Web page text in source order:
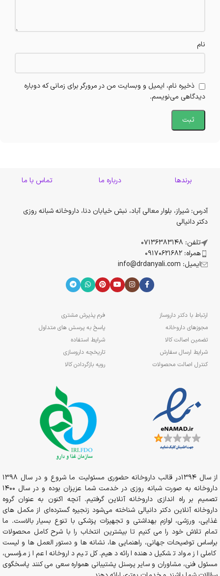
نام
ذخیره نام، ایمیل و وبسایت من در مرورگر برای زمانی که دوباره
دیدگاهی می‌نویسم.
برندها درباره ما تماس با ما
آدرس: شیراز، بلوار معالی آباد، نبش خیابان دنا، داروخانه شبانه روزی
دکتر دانیالی
تلفن: 07136383148
همراه: 09170621682
ایمیل: info@drdanyali.com
ارتباط با دکتر داروساز
مجوزهای داروخانه
تضمین اصالت کالا
شرایط ارسال سفارش
کنترل اصالت محصولات
فرم پذیرش مشتری
پاسخ به پرسش های متداول
شرایط استفاده
تاریخچه داروسازی
رویه بازگردادن کالا
از سال 1394در قالب داروخانه حضوری مسئولیت ما شروع و در سال 1398
داروخانه به صورت شبانه روزی در خدمت شما عزیزان بوده و در سال 1400
تصمیم بر راه اندازی داروخانه آنلاین گرفتیم. آنچه اکنون به عنوان گروه
داروخانه آنلاین دکتر دانیالی شناخته می‌شود زنجیره گسترده‌ای از مکمل های
غذایی، ورزشی، لوازم بهداشتی و تجهیزات پزشکی با تنوع بسیار بالاست. ما
تمام تلاش خود را می کنیم تا بیشترین انتخاب را با شرح کامل محصولات
براساس توضیحات جهانی، راهنمایی ها، نشانه ها و دستور العمل ها و لیست
کاملی از مواد تشکیل دهنده ارائه دهیم. کل تیم داروخانه اعم از مؤسس،
مسئول فنی، مشاوران و سایر پرسنل پشتیبانی همواره سعی می کنند پاسخگوی